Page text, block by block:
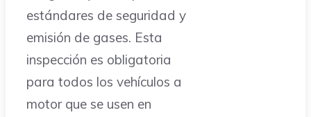
estándares de seguridad y
emisión de gases. Esta
inspección es obligatoria
para todos los vehículos a
motor que se usen en